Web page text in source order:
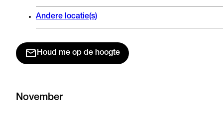
Andere locatie(s)
Houd me op de hoogte
November